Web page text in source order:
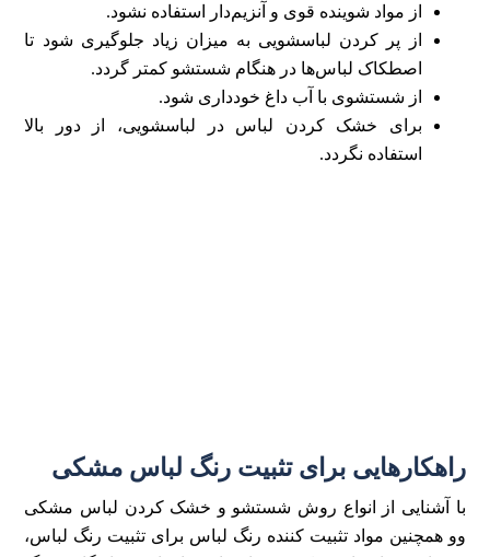
از مواد شوینده قوی و آنزیم‌دار استفاده نشود.
از پر کردن لباسشویی به میزان زیاد جلوگیری شود تا
اصطکاک لباس‌ها در هنگام شستشو کمتر گردد.
از شستشوی با آب داغ خودداری شود.
برای خشک کردن لباس در لباسشویی، از دور بالا
استفاده نگردد.
راهکار‌هایی برای تثبیت رنگ لباس مشکی
با آشنایی از انواع روش شستشو و خشک کردن لباس مشکی
وو همچنین مواد تثبیت کننده رنگ لباس برای تثبیت رنگ لباس،